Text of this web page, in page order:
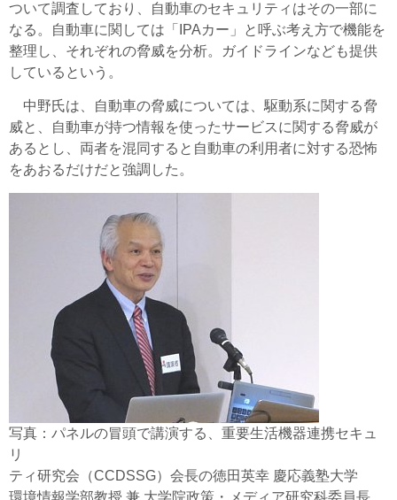
ついて調査しており、自動車のセキュリティはその一部に
なる。自動車に関しては「IPAカー」と呼ぶ考え方で機能を
整理し、それぞれの脅威を分析。ガイドラインなども提供
しているという。
中野氏は、自動車の脅威については、駆動系に関する脅
威と、自動車が持つ情報を使ったサービスに関する脅威が
あるとし、両者を混同すると自動車の利用者に対する恐怖
をあおるだけだと強調した。
写真：パネルの冒頭で講演する、重要生活機器連携セキュ
リ
ティ研究会（CCDSSG）会長の徳田英幸 慶応義塾大学